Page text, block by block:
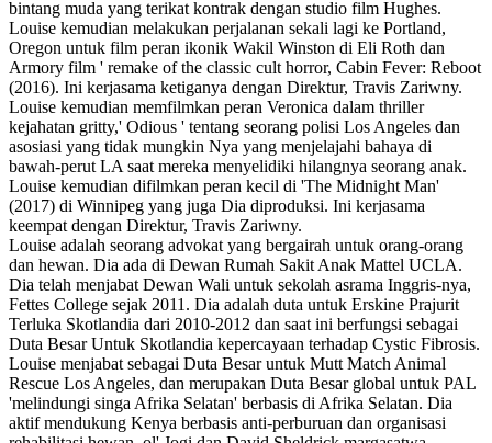
bintang muda yang terikat kontrak dengan studio film Hughes.
Louise kemudian melakukan perjalanan sekali lagi ke Portland,
Oregon untuk film peran ikonik Wakil Winston di Eli Roth dan
Armory film ' remake of the classic cult horror, Cabin Fever: Reboot
(2016). Ini kerjasama ketiganya dengan Direktur, Travis Zariwny.
Louise kemudian memfilmkan peran Veronica dalam thriller
kejahatan gritty,' Odious ' tentang seorang polisi Los Angeles dan
asosiasi yang tidak mungkin Nya yang menjelajahi bahaya di
bawah-perut LA saat mereka menyelidiki hilangnya seorang anak.
Louise kemudian difilmkan peran kecil di 'The Midnight Man'
(2017) di Winnipeg yang juga Dia diproduksi. Ini kerjasama
keempat dengan Direktur, Travis Zariwny.
Louise adalah seorang advokat yang bergairah untuk orang-orang
dan hewan. Dia ada di Dewan Rumah Sakit Anak Mattel UCLA.
Dia telah menjabat Dewan Wali untuk sekolah asrama Inggris-nya,
Fettes College sejak 2011. Dia adalah duta untuk Erskine Prajurit
Terluka Skotlandia dari 2010-2012 dan saat ini berfungsi sebagai
Duta Besar Untuk Skotlandia kepercayaan terhadap Cystic Fibrosis.
Louise menjabat sebagai Duta Besar untuk Mutt Match Animal
Rescue Los Angeles, dan merupakan Duta Besar global untuk PAL
'melindungi singa Afrika Selatan' berbasis di Afrika Selatan. Dia
aktif mendukung Kenya berbasis anti-perburuan dan organisasi